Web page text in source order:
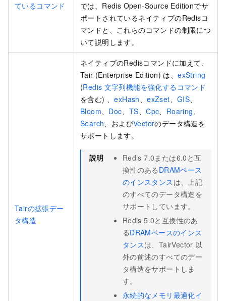
ているコマンド
では、Redis Open-Source Editionでサ
ポートされているネイティブのRedisコ
マンドと、これらのコマンドの制限につ
いて説明します。
Tairの拡張デー
タ構造
ネイティブのRedisコマンドに加えて、
Tair (Enterprise Edition) は、exString
(Redis 文字列機能を強化するコマンド
を含む) 、exHash、exZset、GIS、
Bloom、 Doc、TS、Cpc、 Roaring、
Search、およびVectorのデータ構造を
サポートします。
説明
Redis 7.0または6.0と互
換性のある DRAMベース
のインスタンス は、上記
のすべてのデータ構造を
サポートしています。
Redis 5.0と互換性のあ
るDRAMベースのインス
タンスは、TairVector 以
外の前述のすべてのデー
タ構造をサポートしま
す。
永続的なメモリ最適化イ